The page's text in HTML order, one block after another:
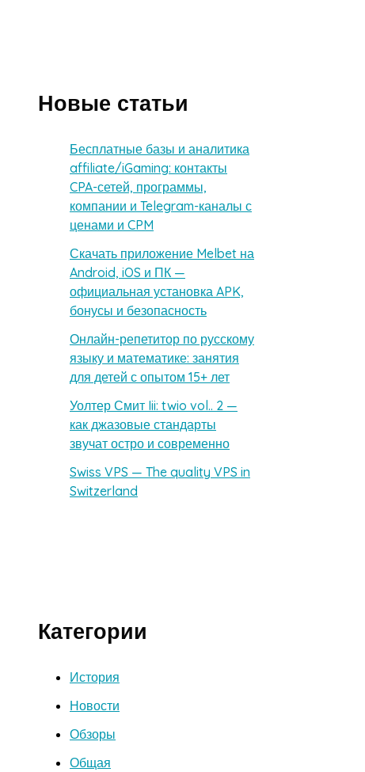
Новые статьи
Бесплатные базы и аналитика
affiliate/iGaming: контакты
CPA-сетей, программы,
компании и Telegram-каналы с
ценами и CPM
Скачать приложение Melbet на
Android, iOS и ПК —
официальная установка APK,
бонусы и безопасность
Онлайн-репетитор по русскому
языку и математике: занятия
для детей с опытом 15+ лет
Уолтер Смит Iii: twio vol.. 2 —
как джазовые стандарты
звучат остро и современно
Swiss VPS — The quality VPS in
Switzerland
Категории
История
Новости
Обзоры
Общая